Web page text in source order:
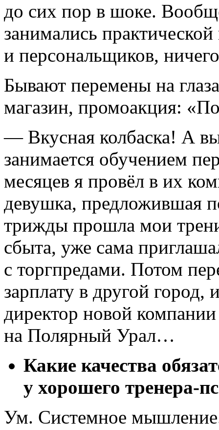
до сих пор в шоке.
занимались
и персональщиков,
Бывают перемены на
магазин, промоакция:
― Вкусная колбаска! А
занимается обучением
месяцев я провёл в их
девушка, предложившая
трижды прошла мои
сбыта, уже сама
с торгпредами. Потом
зарплату в другой город,
директор новой
на Полярный Урал…
Какие качества
у хорошего тренера-
Ум. Системное